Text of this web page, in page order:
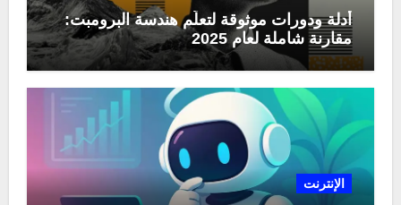
أدلة ودورات موثوقة لتعلّم هندسة البرومبت:
مقارنة شاملة لعام 2025
الإنترنت